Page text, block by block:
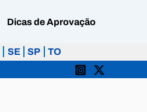
Dicas de Aprovação
SE SP
TO